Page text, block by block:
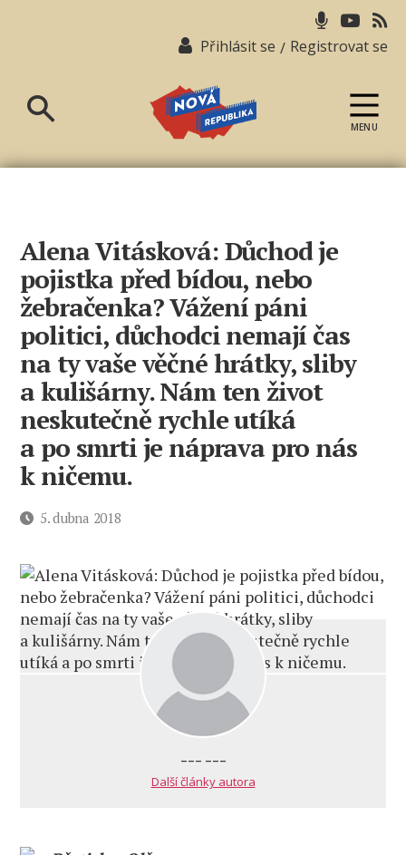
Přihlásit se / Registrovat se
republika
MENU
Alena Vitásková: Důchod je
pojistka před bídou, nebo
žebračenka? Vážení páni
politici, důchodci nemají čas
na ty vaše věčné hrátky, sliby
a kulišárny. Nám ten život
neskutečně rychle utíká
a po smrti je náprava pro nás
k ničemu.
Datum5. dubna 2018
--- ---
Další články autora